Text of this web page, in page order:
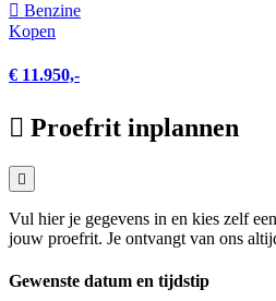
Benzine
Kopen
€ 11.950,-
Proefrit inplannen
Vul hier je gegevens in en kies zelf
jouw proefrit. Je ontvangt van ons
Gewenste datum en tijdstip